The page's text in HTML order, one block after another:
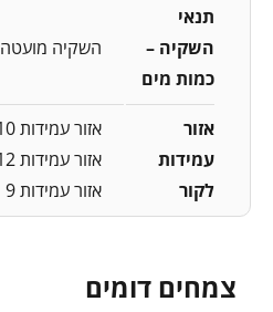
תנאי
השקיה –
כמות מים
השקיה מועטה
אזור
עמידות
לקור
אזור עמידות 10
אזור עמידות 12
אזור עמידות 9
צמחים דומים